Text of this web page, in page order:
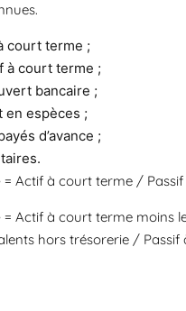
court terme ;
à court terme ;
bancaire ;
en espèces ;
d’avance ;
= Actif à court terme /
= Actif à court terme moins
hors trésorerie / Passif